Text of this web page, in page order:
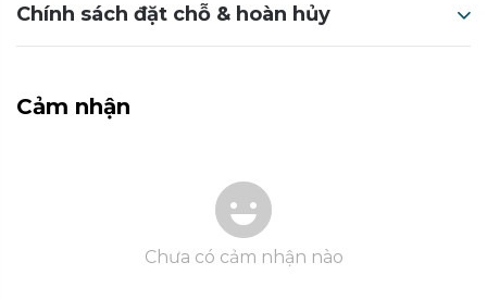
Chính sách đặt chỗ & hoàn hủy
Cảm nhận
Chưa có cảm nhận nào